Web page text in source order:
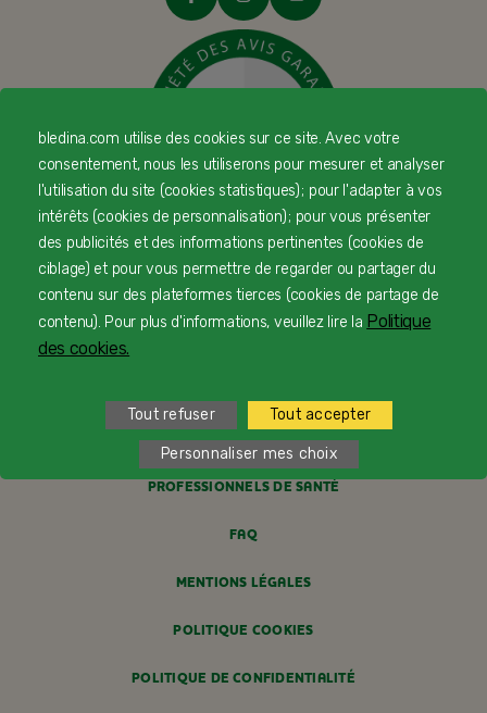
© Copyright Blédina 2025. Tous droits réservés
PAIEMENT SÉCURISÉ
PROFESSIONNELS DE SANTÉ
FAQ
MENTIONS LÉGALES
POLITIQUE COOKIES
POLITIQUE DE CONFIDENTIALITÉ
bledina.com utilise des cookies sur ce site. Avec votre
consentement, nous les utiliserons pour mesurer et analyser
l'utilisation du site (cookies statistiques) ; pour l'adapter à vos
intérêts (cookies de personnalisation) ; pour vous présenter
des publicités et des informations pertinentes (cookies de
ciblage) et pour vous permettre de regarder ou partager du
contenu sur des plateformes tierces (cookies de partage de
contenu). Pour plus d'informations, veuillez lire la Politique
des cookies.
Tout refuser Tout accepter
Personnaliser mes choix